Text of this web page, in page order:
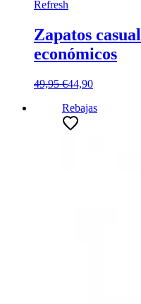
Refresh
Zapatos
económicos
49,95 €44,90
Rebajas